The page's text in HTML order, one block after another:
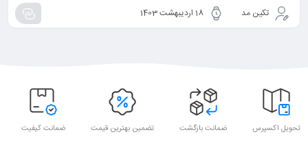
تکین مد 18 اردیبهشت 1403
تحویل اکسپرس ضمانت بازگشت تضمین بهترین قیمت ضمانت کیفیت